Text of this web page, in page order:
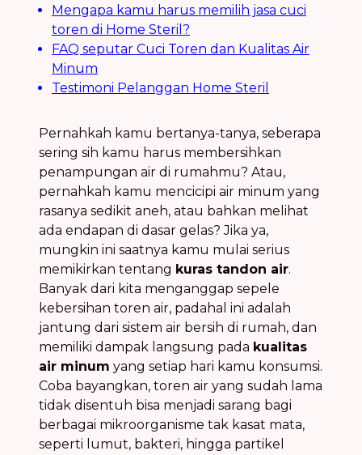
Mengapa kamu harus memilih jasa cuci
toren di Home Steril?
FAQ seputar Cuci Toren dan Kualitas Air
Minum
Testimoni Pelanggan Home Steril
Pernahkah kamu bertanya-tanya, seberapa
sering sih kamu harus membersihkan
penampungan air di rumahmu? Atau,
pernahkah kamu mencicipi air minum yang
rasanya sedikit aneh, atau bahkan melihat
ada endapan di dasar gelas? Jika ya,
mungkin ini saatnya kamu mulai serius
memikirkan tentang kuras tandon air.
Banyak dari kita menganggap sepele
kebersihan toren air, padahal ini adalah
jantung dari sistem air bersih di rumah, dan
memiliki dampak langsung pada kualitas
air minum yang setiap hari kamu konsumsi.
Coba bayangkan, toren air yang sudah lama
tidak disentuh bisa menjadi sarang bagi
berbagai mikroorganisme tak kasat mata,
seperti lumut, bakteri, hingga partikel